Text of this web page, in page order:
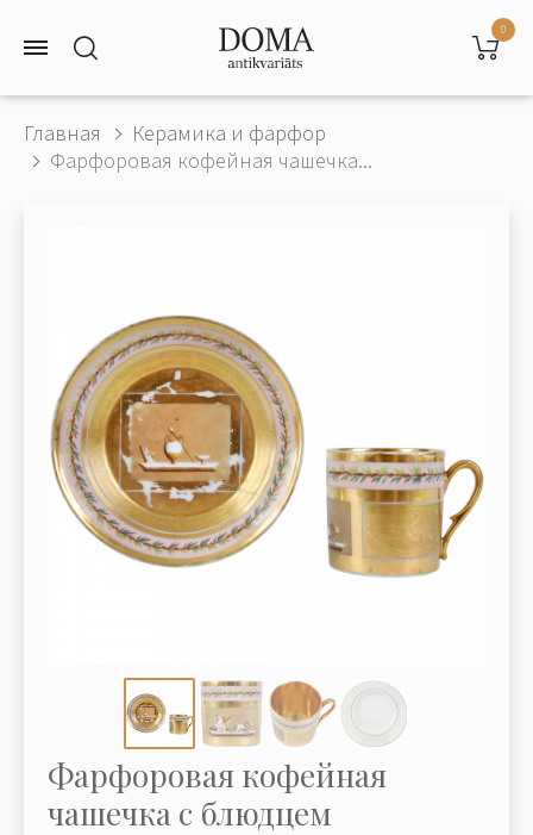
0
Главная
Керамика и фарфор
Фарфоровая кофейная чашечка...
Фарфоровая кофейная
чашечка с блюдцем